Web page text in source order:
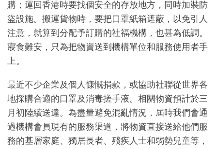
購；運回香港時要找個安全的存放地方，同時加裝防
盜設施。搬運貨物時，要把口罩紙箱遮蔽，以免引人
注意，就算到分配予訂購的社福機構，也甚為低調。
寢食難安，只為把物資送到機構單位和服務使用者手
上。
最近不少企業及個人慷慨捐款，或協助社聯從世界各
地採購合適的口罩及消毒搓手液。相關物資預計於三
月初陸續送達。為盡量避免混亂情況，屆時我們會通
過機構會員現有的服務渠道，將物資直接送給他們服
務的基層家庭、獨居長者、殘疾人士和弱勢兒童等，